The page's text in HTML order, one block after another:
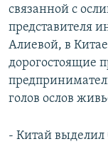
связанной с
представителя
Алиевой, в
дорогостоящие
голов ослов
- Китай